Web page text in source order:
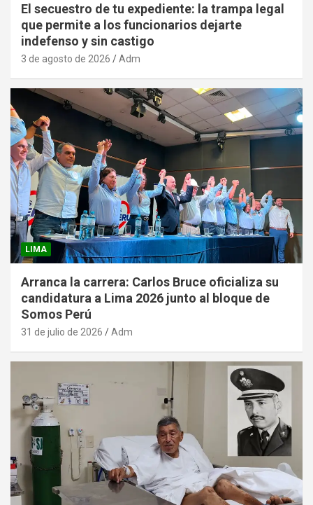
El secuestro de tu expediente: la trampa legal
que permite a los funcionarios dejarte
indefenso y sin castigo
3 de agosto de 2026 Adm
LIMA
Arranca la carrera: Carlos Bruce oficializa su
candidatura a Lima 2026 junto al bloque de
Somos Perú
31 de julio de 2026 Adm